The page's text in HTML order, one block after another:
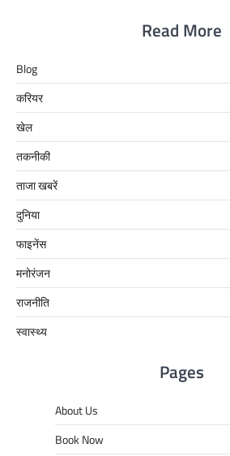
Read More
Blog
करियर
खेल
तकनीकी
ताजा खबरें
दुनिया
फाइनेंस
मनोरंजन
राजनीति
स्वास्थ्य
Pages
About Us
Book Now